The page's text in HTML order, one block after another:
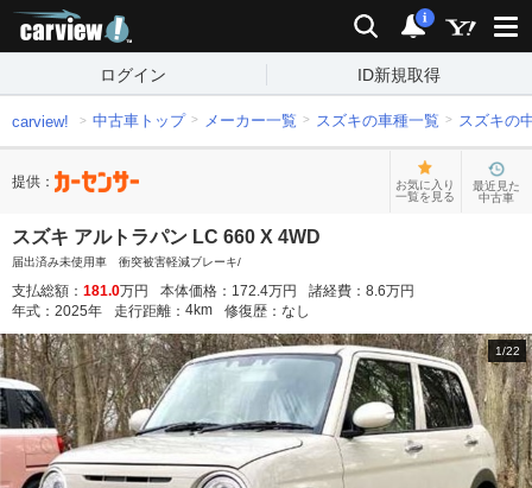
検索 通知
i
ログイン ID新規取得
carview! 中古車トップ メーカー一覧 スズキの車種一覧 スズキの
提供：
お気に入り
一覧を見る
最近見た
中古車
スズキ アルトラパン LC 660 X 4WD
届出済み未使用車 衝突被害軽減ブレーキ/
支払総額： 181.0万円 本体価格： 172.4万円 諸経費： 8.6万円
年式： 2025年 走行距離： 4km 修復歴： なし
1/22